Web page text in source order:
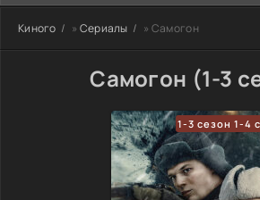
Киного » Сериалы » Самогон
Самогон (1-3
1-3 сезон 1-4